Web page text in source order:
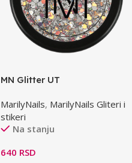
MN Glitter UT
MarilyNails, MarilyNails Gliteri i
stikeri
Na stanju
640 RSD